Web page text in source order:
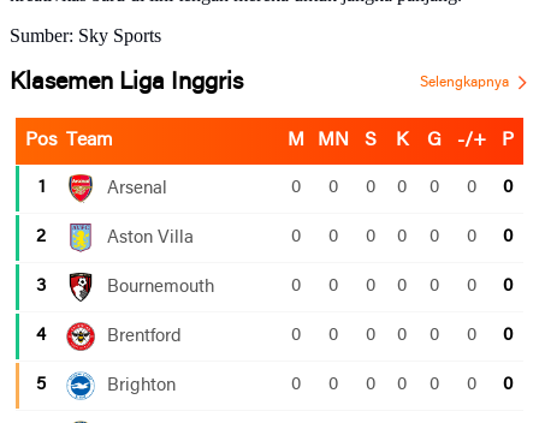
Sumber: Sky Sports